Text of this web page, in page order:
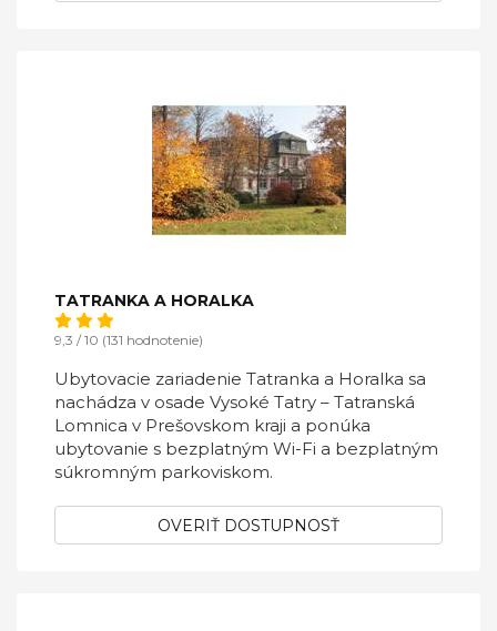
TATRANKA A HORALKA
9,3 / 10 (131 hodnotenie)
Ubytovacie zariadenie Tatranka a Horalka sa
nachádza v osade Vysoké Tatry – Tatranská
Lomnica v Prešovskom kraji a ponúka
ubytovanie s bezplatným Wi-Fi a bezplatným
súkromným parkoviskom.
OVERIŤ DOSTUPNOSŤ